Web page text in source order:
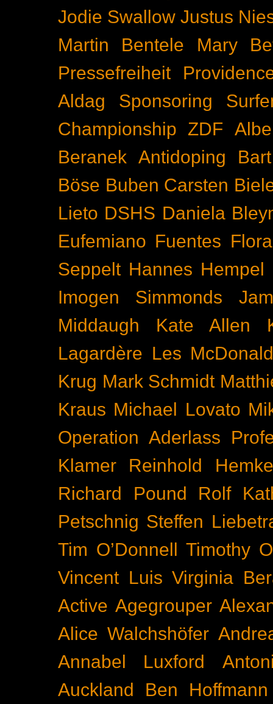
Jodie Swallow Justus
Martin Bentele
Mary
Pressefreiheit
Aldag
Sponsoring
Championship
ZDF
Beranek Antidoping
Böse Buben Carsten
Lieto DSHS Daniela
Eufemiano Fuentes
Seppelt Hannes Hempel
Imogen Simmonds
Middaugh
Kate Allen
Lagardère Les
Krug Mark Schmidt
Kraus Michael Lovato
Operation Aderlass
Klamer
Reinhold
Richard Pound
Rolf
Petschnig Steffen
Tim O’Donnell
Timothy
Vincent Luis Virginia
Active Agegrouper
Alice Walchshöfer
Annabel Luxford
Auckland
Ben Hoffmann